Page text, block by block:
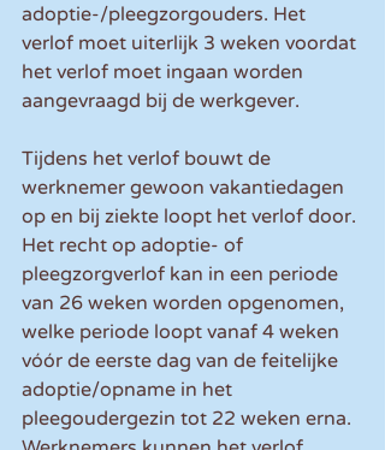
adoptie-/pleegzorgouders. Het
verlof moet uiterlijk 3 weken voordat
het verlof moet ingaan worden
aangevraagd bij de werkgever.
Tijdens het verlof bouwt de
werknemer gewoon vakantiedagen
op en bij ziekte loopt het verlof door.
Het recht op adoptie- of
pleegzorgverlof kan in een periode
van 26 weken worden opgenomen,
welke periode loopt vanaf 4 weken
vóór de eerste dag van de feitelijke
adoptie/opname in het
pleegoudergezin tot 22 weken erna.